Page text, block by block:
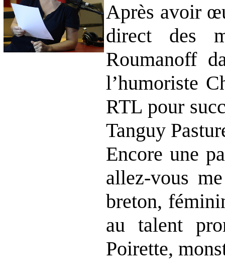
Après avoir
direct des
Roumanoff
l’humoriste
RTL pour
Tanguy
Encore une
allez-vous
breton,
au talent
Poirette,